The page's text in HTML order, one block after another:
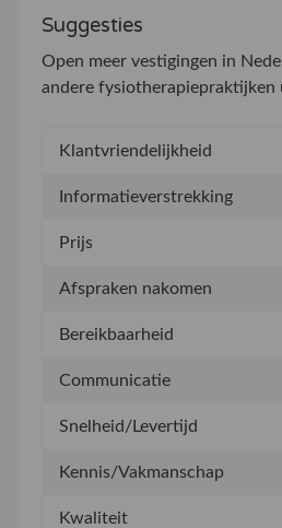
Suggesties
Open meer vestigingen in
andere fysiotherapiepraktijken
Klantvriendelijkheid
Informatieverstrekking
Prijs
Afspraken nakomen
Bereikbaarheid
Communicatie
Snelheid/Levertijd
Kennis/Vakmanschap
Kwaliteit